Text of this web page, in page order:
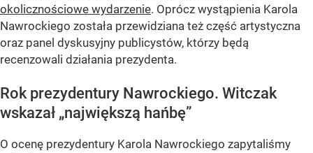
okolicznościowe wydarzenie. Oprócz wystąpienia Karola
Nawrockiego została przewidziana też część artystyczna
oraz panel dyskusyjny publicystów, którzy będą
recenzowali działania prezydenta.
Rok prezydentury Nawrockiego. Witczak
wskazał „największą hańbę”
O ocenę prezydentury Karola Nawrockiego zapytaliśmy